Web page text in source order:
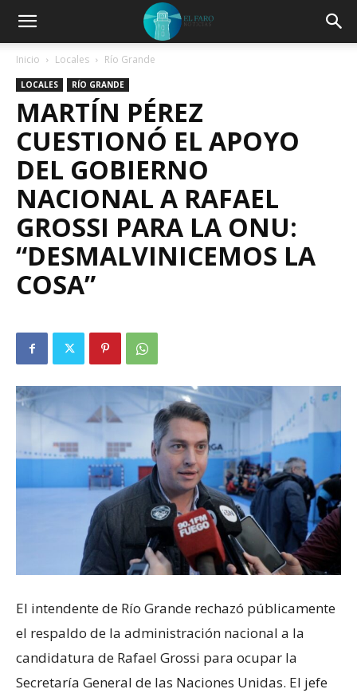
Inicio Locales Río Grande
LOCALES RÍO GRANDE
MARTÍN PÉREZ
CUESTIONÓ EL APOYO
DEL GOBIERNO
NACIONAL A RAFAEL
GROSSI PARA LA ONU:
“DESMALVINICEMOS LA
COSA”
El intendente de Río Grande rechazó públicamente
el respaldo de la administración nacional a la
candidatura de Rafael Grossi para ocupar la
Secretaría General de las Naciones Unidas. El jefe